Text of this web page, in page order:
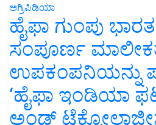
ಅಗ್ರಿಪಿಡಿಯಾ
ಹೈಫಾ ಗುಂಪು
ಸಂಪೂರ್ಣ
ಉಪಕಂಪನಿಯನ್ನು
‘ಹೈಫಾ ಇಂಡಿಯಾ
ಅಂಡ್